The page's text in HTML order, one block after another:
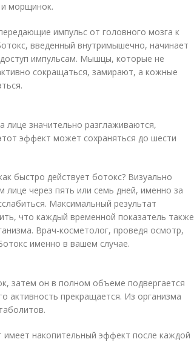
и морщинок.
импульс от головного мозга к
введенный внутримышечно, начинает
импульсам. Мышцы, которые не
сокращаться, замирают, а кожные
лице значительно разглаживаются,
эффект может сохраняться до шести
быстро действует ботокс? Визуально
через пять или семь дней, именно за
Максимальный результат
что каждый временной показатель также
Врач-косметолог, проведя осмотр,
именно в вашем случае.
затем он в полном объеме подвергается
активность прекращается. Из организма
накопительный эффект после каждой